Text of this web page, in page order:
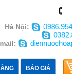
Hà Nội:
BÁO GIÁ